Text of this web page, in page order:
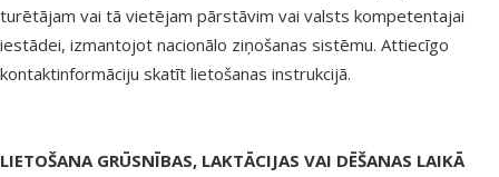
turētājam vai tā vietējam pārstāvim vai valsts kompetentajai
iestādei, izmantojot nacionālo ziņošanas sistēmu. Attiecīgo
kontaktinformāciju skatīt lietošanas instrukcijā.
LIETOŠANA GRŪSNĪBAS, LAKTĀCIJAS VAI DĒŠANAS LAIKĀ